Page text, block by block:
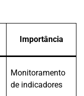
Importância
Monitoramento
de indicadores